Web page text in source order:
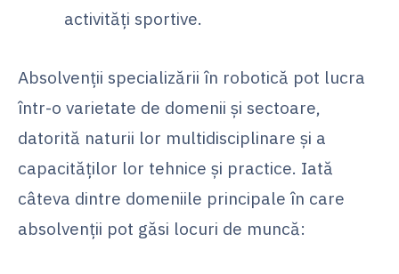
activități sportive.
Absolvenții specializării în robotică pot lucra
într-o varietate de domenii și sectoare,
datorită naturii lor multidisciplinare și a
capacităților lor tehnice și practice. Iată
câteva dintre domeniile principale în care
absolvenții pot găsi locuri de muncă: